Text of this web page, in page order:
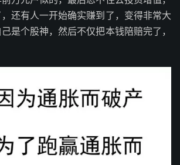
还有人一开始确实赚到了，变得非常大
是个股神，然后不仅把本钱陪赔完了，